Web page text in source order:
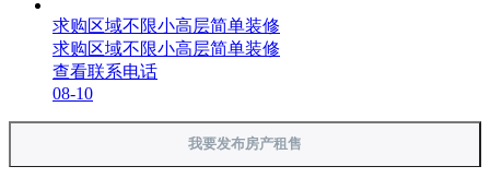
求购区域不限小高层简单装修
求购区域不限小高层简单装修
查看联系电话
08-10
我要发布房产租售